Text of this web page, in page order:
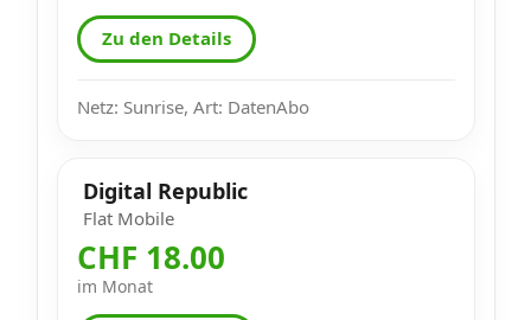
Zu den Details
Netz: Sunrise, Art: DatenAbo
Digital Republic
Flat Mobile
CHF 18.00
im Monat